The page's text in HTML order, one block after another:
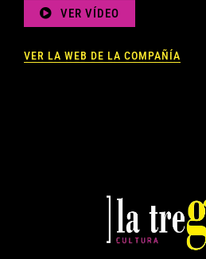
VER VÍDEO
VER LA WEB DE LA COMPAÑÍA